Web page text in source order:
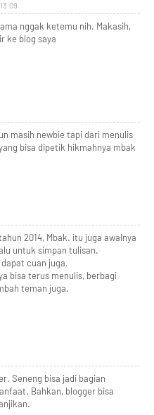
nggak ketemu nih. Makasih,
ke blog saya
masih newbie tapi dari menulis
bisa dipetik hikmahnya mbak
2014, Mbak. itu juga awalnya
untuk simpan tulisan.
cuan juga.
bisa terus menulis, berbagi
teman juga.
Seneng bisa jadi bagian
Bahkan, blogger bisa